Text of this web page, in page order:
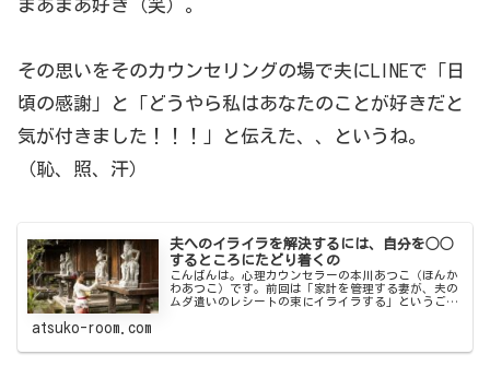
まあまあ好き（笑）。
その思いをそのカウンセリングの場で夫にLINEで「日
頃の感謝」と「どうやら私はあなたのことが好きだと
気が付きました！！！」と伝えた、、というね。
（恥、照、汗）
夫へのイライラを解決するには、自分を◯◯
するところにたどり着くの
こんばんは。心理カウンセラーの本川あつこ（ほんか
わあつこ）です。前回は「家計を管理する妻が、夫の
ムダ遣いのレシートの束にイライラする」というご相
atsuko-room.com